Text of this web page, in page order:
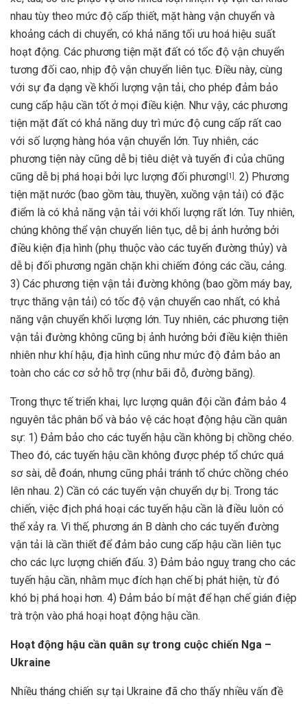
nhau tùy theo mức độ cấp thiết, mặt hàng vận chuyển và
khoảng cách di chuyển, có khả năng tối ưu hoá hiệu suất
hoạt động. Các phương tiện mặt đất có tốc độ vận chuyển
tương đối cao, nhịp độ vận chuyển liên tục. Điều này, cùng
với sự đa dạng về khối lượng vận tải, cho phép đảm bảo
cung cấp hậu cần tốt ở mọi điều kiện. Như vậy, các phương
tiện mặt đất có khả năng duy trì mức độ cung cấp rất cao
với số lượng hàng hóa vận chuyển lớn. Tuy nhiên, các
phương tiện này cũng dễ bị tiêu diệt và tuyến đi của chũng
cũng dễ bị phá hoại bởi lực lượng đối phương 1 . 2) Phương
tiện mặt nước (bao gồm tàu, thuyền, xuồng vận tải) có đặc
điểm là có khả năng vận tải với khối lượng rất lớn. Tuy nhiên,
chúng không thể vận chuyển liên tục, dễ bị ảnh hưởng bởi
điều kiện địa hình (phụ thuộc vào các tuyến đường thủy) và
dễ bị đối phương ngăn chặn khi chiếm đóng các cầu, cảng.
3) Các phương tiện vận tải đường không (bao gồm máy bay,
trực thăng vận tải) có tốc độ vận chuyển cao nhất, có khả
năng vận chuyển khối lượng lớn. Tuy nhiên, các phương tiện
vận tải đường không cũng bị ảnh hưởng bởi điều kiện thiên
nhiên như khí hậu, địa hình cũng như mức độ đảm bảo an
toàn cho các cơ sở hỗ trợ (như bãi đỗ, đường băng).
Trong thực tế triển khai, lực lượng quân đội cần đảm bảo 4
nguyên tắc phân bổ và bảo vệ các hoạt động hậu cần quân
sự: 1) Đảm bảo cho các tuyến hậu cần không bị chồng chéo.
Theo đó, các tuyến hậu cần không được phép tổ chức quá
sơ sài, dễ đoán, nhưng cũng phải tránh tổ chức chồng chéo
lên nhau. 2) Cần có các tuyến vận chuyển dự bị. Trong tác
chiến, việc địch phá hoại các tuyến hậu cần là điều luôn có
thể xảy ra. Vì thế, phương án B dành cho các tuyến đường
vận tải là cần thiết để đảm bảo cung cấp hậu cần liên tục
cho các lực lượng chiến đấu. 3) Đảm bảo nguỵ trang cho các
tuyến hậu cần, nhằm mục đích hạn chế bị phát hiện, từ đó
khó bị phá hoại hơn. 4) Đảm bảo bí mật để hạn chế gián điệp
trà trộn vào phá hoại hoạt động hậu cần.
Hoạt động hậu cần quân sự trong cuộc chiến Nga –
Ukraine
Nhiều tháng chiến sự tại Ukraine đã cho thấy nhiều vấn đề